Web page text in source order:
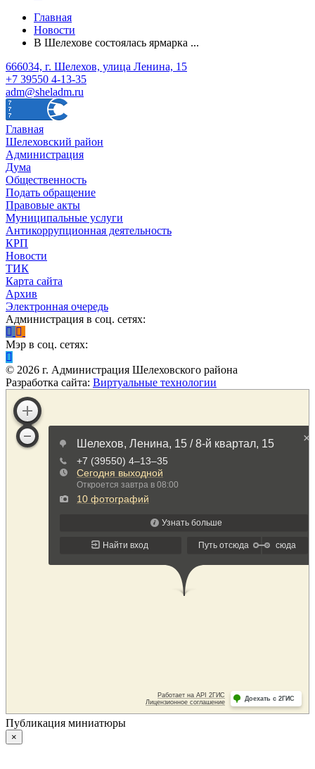
Главная
Новости
В Шелехове состоялась ярмарка ...
666034, г. Шелехов, улица Ленина, 15
+7 39550 4-13-35
adm@sheladm.ru
Главная
Шелеховский район
Администрация
Дума
Общественность
Подать обращение
Правовые акты
Муниципальные услуги
Антикоррупционная деятельность
КРП
Новости
ТИК
Карта сайта
Архив
Электронная очередь
Администрация в соц. сетях:
Мэр в соц. сетях:
© 2026 г. Администрация Шелеховского района
Разработка сайта: Виртуальные технологии
Публикация миниатюры
×